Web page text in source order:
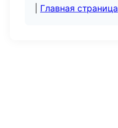
Главная страница